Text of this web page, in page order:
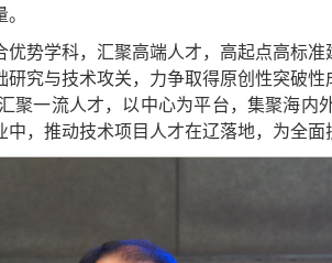
势学科，汇聚高端人才，高起点高标
究与技术攻关，力争取得原创性突破
聚一流人才，以中心为平台，集聚海
，推动技术项目人才在辽落地，为全面